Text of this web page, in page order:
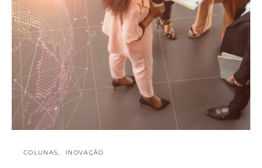
COLUNAS INOVAÇÃO